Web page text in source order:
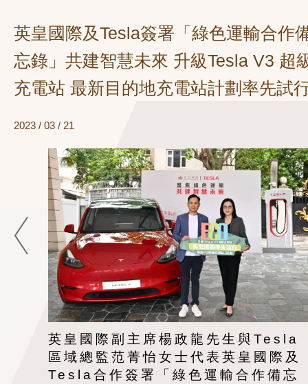
英皇國際及Tesla簽署「綠色運輸合作
忘錄」共建智慧未來 升級Tesla V3 超
充電站 最新目的地充電站計劃率先試
2023 / 03 / 21
英皇國際副主席楊政龍先生與Tesla
區域總監范菁怡女士代表英皇國際及
Tesla合作簽署「綠色運輸合作備忘